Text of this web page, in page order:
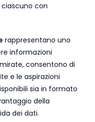
con
rappresentano uno
informazioni
consentono di
e le aspirazioni
sia in formato
della
dei dati.